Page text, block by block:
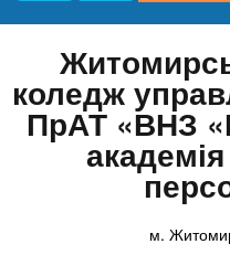
р
n
t
s
За
коледж
ПрАТ «ВНЗ
м.